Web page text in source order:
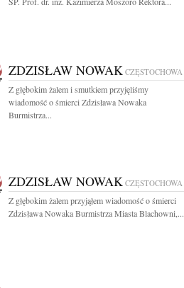
ZDZISŁAW NOWAK CZĘSTOCHOWA
Z głębokim żalem i smutkiem przyjęliśmy
wiadomość o śmierci Zdzisława Nowaka
Burmistrza...
ZDZISŁAW NOWAK CZĘSTOCHOWA
Z głębokim żalem przyjąłem wiadomość o śmierci
Zdzisława Nowaka Burmistrza Miasta Blachowni,...